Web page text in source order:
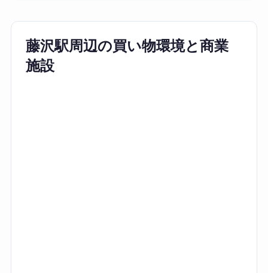
藤沢駅周辺の買い物環境と商業
施設